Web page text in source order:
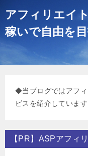
アフィリエイ
稼いで自由を
◆当ブログではアフ
ビスを紹介しています
【PR】ASPアフィ